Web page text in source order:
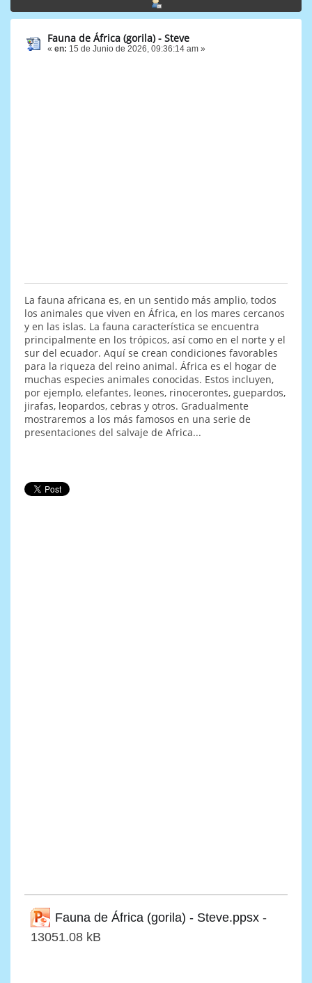
Fauna de África (gorila) - Steve
« en: 15 de Junio de 2026, 09:36:14 am »
La fauna africana es, en un sentido más amplio, todos
los animales que viven en África, en los mares cercanos
y en las islas. La fauna característica se encuentra
principalmente en los trópicos, así como en el norte y el
sur del ecuador. Aquí se crean condiciones favorables
para la riqueza del reino animal. África es el hogar de
muchas especies animales conocidas. Estos incluyen,
por ejemplo, elefantes, leones, rinocerontes, guepardos,
jirafas, leopardos, cebras y otros. Gradualmente
mostraremos a los más famosos en una serie de
presentaciones del salvaje de Africa...
Fauna de África (gorila) - Steve.ppsx -
13051.08 kB